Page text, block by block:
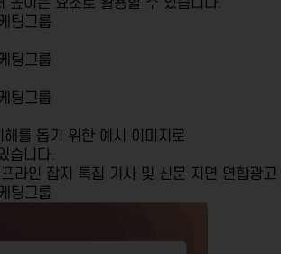
를 돕기 위한 예시 이미지로
습니다.
라인 잡지 특집 기사 및 신문 지면 연합광고